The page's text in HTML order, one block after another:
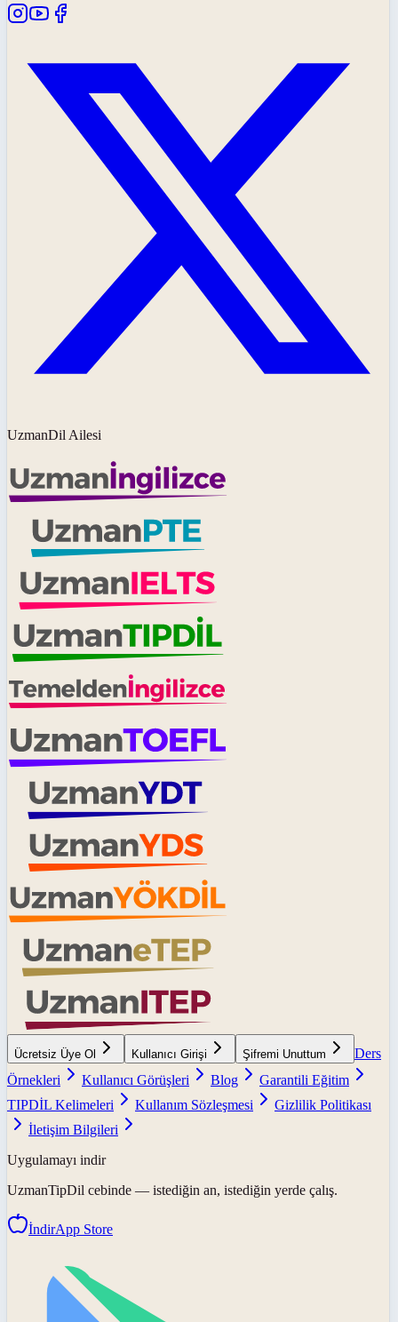
UzmanDil Ailesi
Ücretsiz Üye Ol Kullanıcı Girişi Şifremi Unuttum
Ders
Örnekleri
Kullanıcı Görüşleri Blog
Garantili Eğitim
TIPDİL Kelimeleri
Kullanım Sözleşmesi
Gizlilik Politikası
İletişim Bilgileri
Uygulamayı indir
UzmanTipDil cebinde — istediğin an, istediğin yerde çalış.
İndirApp Store